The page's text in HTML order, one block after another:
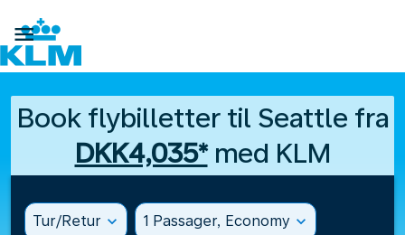

Book flybilletter til Seattle fra
DKK4,035*med KLM
Tur/Retur expand_more 1 Passager, Economy expand_more